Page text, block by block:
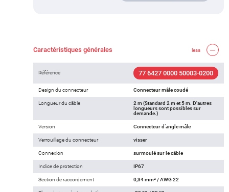
Caractéristiques générales less
Référence 77 6427 0000 50003-0200
Design du connecteur Connecteur mâle coudé
Longueur du câble
2 m (Standard 2 m et 5 m. D'autres
longueurs sont possibles sur
demande.)
Version Connecteur d‘angle mâle
Verrouillage du connecteur visser
Connexion surmoulé sur le câble
Indice de protection IP67
Section de raccordement 0,34 mm² / AWG 22